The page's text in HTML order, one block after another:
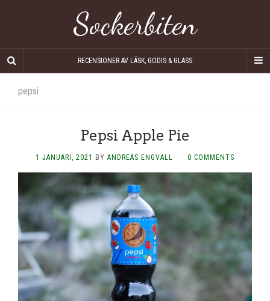
Sockerbiten
RECENSIONER AV LÄSK, GODIS & GLASS
pepsi
Pepsi Apple Pie
1 JANUARI, 2021 BY ANDREAS ENGVALL · 0 COMMENTS